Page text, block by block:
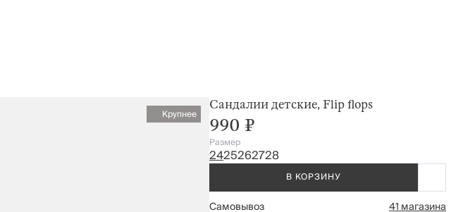
Крупнее
Сандалии детские, Flip flops
990 ₽
Размер
2425262728
В КОРЗИНУ
Самовывоз
41 магазина